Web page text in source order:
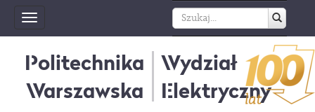
Toggle
navigation
Politechnika
Warszawska
Wydział
Elektryczny